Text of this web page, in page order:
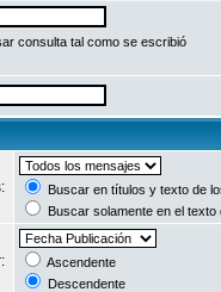
consulta tal como se escribió
Buscar en títulos y texto de
Buscar solamente en el texto
Ascendente
Descendente